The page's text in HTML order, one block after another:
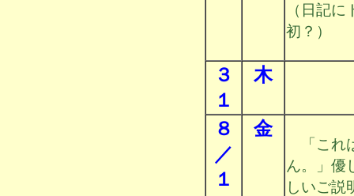
（日記
初？）
３
１
木
８
／
１
金
「これ
ん。」優
しいご説